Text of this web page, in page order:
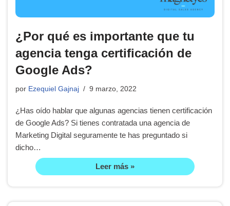
¿Por qué es importante que tu
agencia tenga certificación de
Google Ads?
por Ezequiel Gajnaj 9 marzo, 2022
¿Has oído hablar que algunas agencias tienen certificación
de Google Ads? Si tienes contratada una agencia de
Marketing Digital seguramente te has preguntado si
dicho…
Leer más »